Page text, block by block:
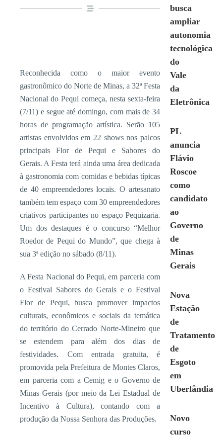
Reconhecida como o maior evento
gastronômico do Norte de Minas, a 32ª Festa
Nacional do Pequi começa, nesta sexta-feira
(7/11) e segue até domingo, com mais de 34
horas de programação artística. Serão 105
artistas envolvidos em 22 shows nos palcos
principais Flor de Pequi e Sabores do
Gerais. A Festa terá ainda uma área dedicada
à gastronomia com comidas e bebidas típicas
de 40 empreendedores locais. O artesanato
também tem espaço com 30 empreendedores
criativos participantes no espaço Pequizaria.
Um dos destaques é o concurso “Melhor
Roedor de Pequi do Mundo”, que chega à
sua 3ª edição no sábado (8/11).
A Festa Nacional do Pequi, em parceria com
o Festival Sabores do Gerais e o Festival
Flor de Pequi, busca promover impactos
culturais, econômicos e sociais da temática
do território do Cerrado Norte-Mineiro que
se estendem para além dos dias de
festividades. Com entrada gratuita, é
promovida pela Prefeitura de Montes Claros,
em parceria com a Cemig e o Governo de
Minas Gerais (por meio da Lei Estadual de
Incentivo à Cultura), contando com a
produção da Nossa Senhora das Produções.
busca
ampliar
autonomia
tecnológica
do
Vale
da
Eletrônica
PL
anuncia
Flávio
Roscoe
como
candidato
ao
Governo
de
Minas
Gerais
Nova
Estação
de
Tratamento
de
Esgoto
em
Uberlândia
Novo
curso